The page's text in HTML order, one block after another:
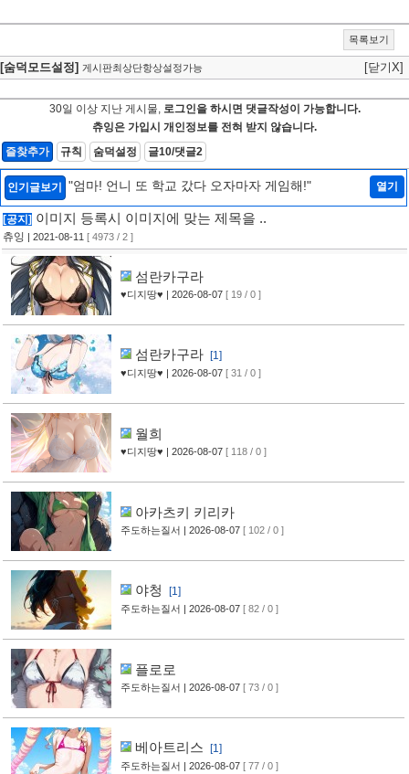
목록보기
[숨덕모드설정] 게시판최상단항상설정가능 [닫기X]
30일 이상 지난 게시물,
로그인을 하시면 댓글작성이 가능합니다.
츄잉은 가입시 개인정보를 전혀 받지 않습니다.
즐찾추가
규칙 숨덕설정 글10/댓글2
인기글보기 "엄마! 언니 또 학교 갔다 오자마자 게임해!" 열기
[공지] 이미지 등록시 이미지에 맞는 제목을 ..
츄잉 | 2021-08-11 [ 4973 / 2 ]
섬란카구라
♥디지땅♥ | 2026-08-07 [ 19 / 0 ]
섬란카구라 [1]
♥디지땅♥ | 2026-08-07 [ 31 / 0 ]
월희
♥디지땅♥ | 2026-08-07 [ 118 / 0 ]
아카츠키 키리카
주도하는질서 | 2026-08-07 [ 102 / 0 ]
야청 [1]
주도하는질서 | 2026-08-07 [ 82 / 0 ]
플로로
주도하는질서 | 2026-08-07 [ 73 / 0 ]
베아트리스 [1]
주도하는질서 | 2026-08-07 [ 77 / 0 ]